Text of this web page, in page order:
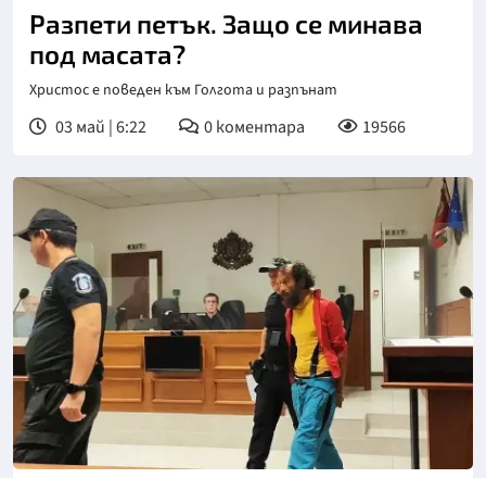
Разпети петък. Защо се минава
под масата?
Христос е поведен към Голгота и разпънат
03 май | 6:22 0коментара 19566
Снимка: БНТ